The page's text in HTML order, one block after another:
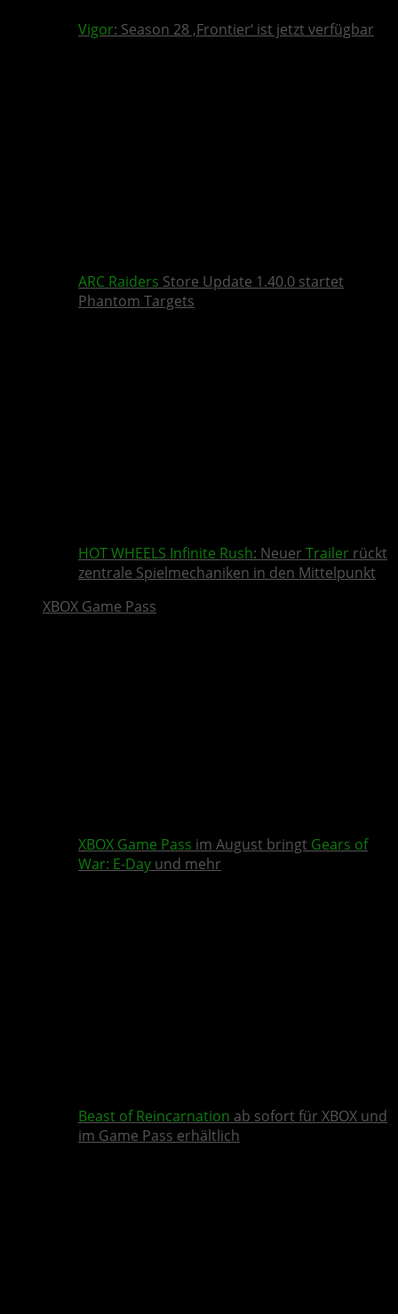
Vigor: Season 28 ‚Frontier‘ ist jetzt verfügbar
ARC Raiders Store Update 1.40.0 startet
Phantom Targets
HOT WHEELS Infinite Rush: Neuer Trailer rückt
zentrale Spielmechaniken in den Mittelpunkt
XBOX Game Pass
XBOX Game Pass im August bringt Gears of
War: E-Day und mehr
Beast of Reincarnation ab sofort für XBOX und
im Game Pass erhältlich